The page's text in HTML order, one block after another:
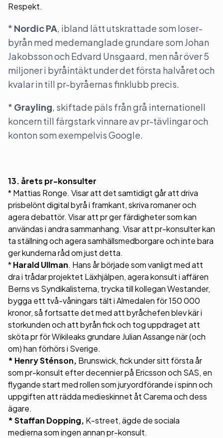
Respekt.
* Nordic PA, ibland lätt utskrattade som loser-
byrån med medemanglade grundare som Johan
Jakobsson och Edvard Unsgaard, men når över 5
miljoner i byråintäkt under det första halvåret och
kvalar in till pr-byråernas finklubb precis.
* Grayling, skiftade päls från grå internationell
koncern till färgstark vinnare av pr-tävlingar och
konton som exempelvis Google.
13. årets pr-konsulter
* Mattias Ronge. Visar att det samtidigt går att driva
prisbelönt digital byrå i framkant, skriva romaner och
agera debattör. Visar att pr ger färdigheter som kan
användas i andra sammanhang. Visar att pr-konsulter kan
ta ställning och agera samhällsmedborgare och inte bara
ger kunderna råd om just detta.
*Harald Ullman. Hans år började som vanligt med att
dra i trådar projektet Läxhjälpen, agera konsult i affären
Berns vs Syndikalisterna, trycka till kollegan Westander,
bygga ett två-våningars tält i Almedalen för 150 000
kronor, så fortsatte det med att byråchefen blev kär i
storkunden och att byrån fick och tog uppdraget att
sköta pr för Wikileaks grundare Julian Assange när (och
om) han förhörs i Sverige.
* Henry Sténson, Brunswick, fick under sitt första år
som pr-konsult efter decennier på Ericsson och SAS, en
flygande start med rollen som juryordförande i spinn och
uppgiften att rädda medieskinnet åt Carema och dess
ägare.
* Staffan Dopping, K-street, ägde de sociala
medierna som ingen annan pr-konsult.